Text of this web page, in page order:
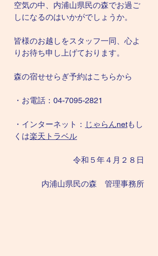
空気の中、内浦山県民の森でお過ご
しになるのはいかがでしょうか。
皆様のお越しをスタッフ一同、心よ
りお待ち申し上げております。
森の宿せせらぎ予約はこちらから
・お電話：04-7095-2821
・インターネット： じゃらんnetもし
くは楽天トラベル
令和５年４月２８日
内浦山県民の森　管理事務所